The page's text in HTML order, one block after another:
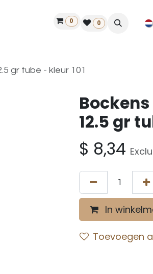
Vind een dealer
0 0
gr tube - kleur 101
Bockens
12.5 gr
$ 8,34
In
Toevoegen